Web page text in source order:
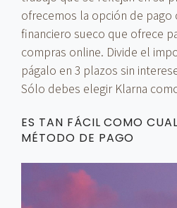
ofrecemos la opción de pago
financiero sueco que ofrece
compras online. Divide el
págalo en 3 plazos sin
Sólo debes elegir Klarna
ES TAN FÁCIL COMO
MÉTODO DE PAGO